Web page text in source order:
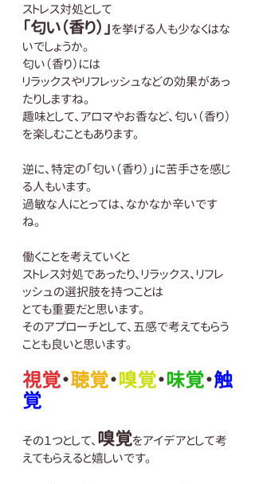
ストレス対処として
「匂い（香り）」を挙げる人も少なくはな
いでしょうか。
匂い（香り）には
リラックスやリフレッシュなどの効果があっ
たりしますね。
趣味として、アロマやお香など、匂い（香り）
を楽しむこともあります。
逆に、特定の「匂い（香り）」に苦手さを感じ
る人もいます。
過敏な人にとっては、なかなか辛いです
ね。
働くことを考えていくと
ストレス対処であったり、リラックス、リフレ
ッシュの選択肢を持つことは
とても重要だと思います。
そのアプローチとして、五感で考えてもらう
ことも良いと思います。
視覚・聴覚・嗅覚・味覚・触
覚
その１つとして、嗅覚をアイデアとして考
えてもらえると嬉しいです。